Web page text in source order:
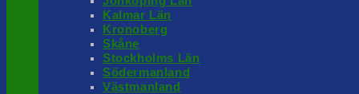
Kalmar Län
Kronoberg
Skåne
Stockholms Län
Södermanland
Västmanland